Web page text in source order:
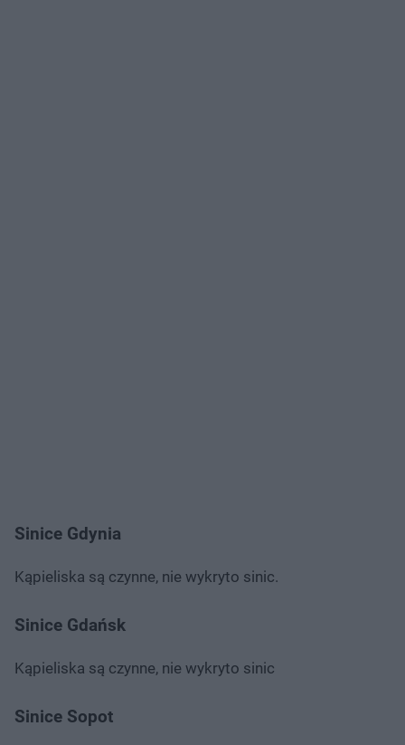
Sinice Gdynia
Kąpieliska są czynne, nie wykryto sinic.
Sinice Gdańsk
Kąpieliska są czynne, nie wykryto sinic
Sinice Sopot